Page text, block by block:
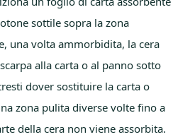
sottile sopra la zona
una volta ammorbidita, la cera
alla carta o al panno sotto
dover sostituire la carta o
zona pulita diverse volte fino a
della cera non viene assorbita.